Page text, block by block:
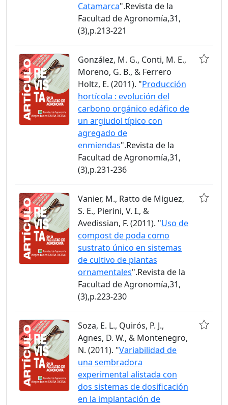
Catamarca".Revista de la
Facultad de Agronomía,31,
(3),p.213-221
González, M. G., Conti, M. E.,
Moreno, G. B., & Ferrero
Holtz, E. (2011). "Producción
hortícola : evolución del
carbono orgánico edáfico de
un argiudol típico con
agregado de
enmiendas".Revista de la
Facultad de Agronomía,31,
(3),p.231-236
Vanier, M., Ratto de Miguez,
S. E., Pierini, V. I., &
Avedissian, F. (2011). "Uso de
compost de poda como
sustrato único en sistemas
de cultivo de plantas
ornamentales".Revista de la
Facultad de Agronomía,31,
(3),p.223-230
Soza, E. L., Quirós, P. J.,
Agnes, D. W., & Montenegro,
N. (2011). "Variabilidad de
una sembradora
experimental alistada con
dos sistemas de dosificación
en la implantación de